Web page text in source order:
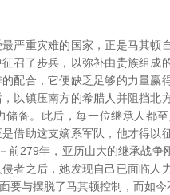
重灾难的国家，正是马其顿
召了步兵，以弥补由贵族组成
配合，它便缺乏足够的力量赢
以镇压南方的希腊人并阻挡北
备。此后，每一位继承人都
借助这支嫡系军队，他才得以
前279年，亚历山大的继承战
者之后，她发现自己已面临人
要与摆脱了马其顿控制，而如今